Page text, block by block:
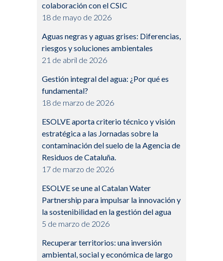
colaboración con el CSIC
18 de mayo de 2026
Aguas negras y aguas grises: Diferencias,
riesgos y soluciones ambientales
21 de abril de 2026
Gestión integral del agua: ¿Por qué es
fundamental?
18 de marzo de 2026
ESOLVE aporta criterio técnico y visión
estratégica a las Jornadas sobre la
contaminación del suelo de la Agencia de
Residuos de Cataluña.
17 de marzo de 2026
ESOLVE se une al Catalan Water
Partnership para impulsar la innovación y
la sostenibilidad en la gestión del agua
5 de marzo de 2026
Recuperar territorios: una inversión
ambiental, social y económica de largo